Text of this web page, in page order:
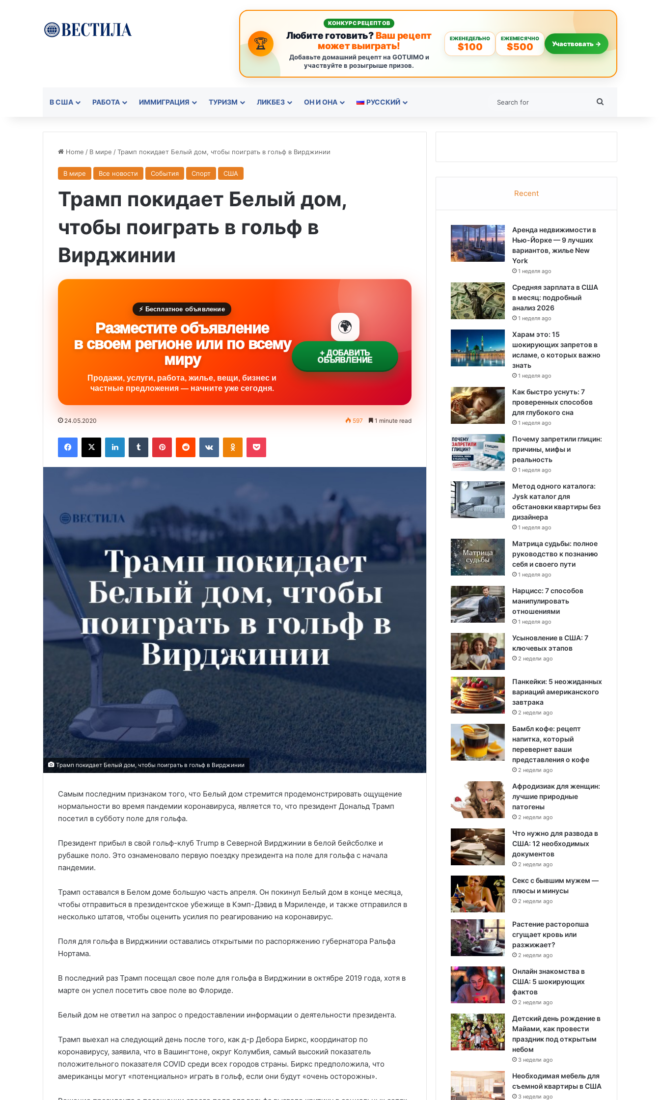
🏆
КОНКУРС РЕЦЕПТОВ
Любите готовить?Ваш рецепт
может выиграть!
Добавьте домашний рецепт на GOTUIMO и
участвуйте в розыгрыше призов.
ЕЖЕНЕДЕЛЬНО
$100
ЕЖЕМЕСЯЧНО
$500 Участвовать →
В США РАБОТА ИММИГРАЦИЯ ТУРИЗМ ЛИКБЕЗ ОН И ОНА РУССКИЙ
Home / В мире /Трамп покидает Белый дом, чтобы поиграть в гольф в Вирджинии
В мире Все новости События Спорт США
Трамп покидает Белый дом,
чтобы поиграть в гольф в
Вирджинии
⚡ Бесплатное объявление
Разместите объявление
в своем регионе или по всему
миру
Продажи, услуги, работа, жилье, вещи, бизнес и
частные предложения — начните уже сегодня.
🌍
+ ДОБАВИТЬ
ОБЪЯВЛЕНИЕ
24.05.2020 597 1 minute read
Facebook
X LinkedInTumblr PinterestReddit VKontakteOdnoklassniki
Pocket
Трамп покидает Белый дом, чтобы поиграть в гольф в Вирджинии
Самым последним признаком того, что Белый дом стремится продемонстрировать ощущение
нормальности во время пандемии коронавируса, является то, что президент Дональд Трамп
посетил в субботу поле для гольфа.
Президент прибыл в свой гольф-клуб Trump в Северной Вирджинии в белой бейсболке и
рубашке поло. Это ознаменовало первую поездку президента на поле для гольфа с начала
пандемии.
Трамп оставался в Белом доме большую часть апреля. Он покинул Белый дом в конце месяца,
чтобы отправиться в президентское убежище в Кэмп-Дэвид в Мэриленде, и также отправился в
несколько штатов, чтобы оценить усилия по реагированию на коронавирус.
Поля для гольфа в Вирджинии оставались открытыми по распоряжению губернатора Ральфа
Нортама.
В последний раз Трамп посещал свое поле для гольфа в Вирджинии в октябре 2019 года, хотя в
марте он успел посетить свое поле во Флориде.
Белый дом не ответил на запрос о предоставлении информации о деятельности президента.
Трамп выехал на следующий день после того, как д-р Дебора Биркс, координатор по
коронавирусу, заявила, что в Вашингтоне, округ Колумбия, самый высокий показатель
положительного показателя COVID среди всех городов страны. Биркс предположила, что
американцы могут «потенциально» играть в гольф, если они будут «очень осторожны».
Recent
Аренда недвижимости в
Нью-Йорке — 9 лучших
вариантов, жилье New
York
1 неделя ago
Средняя зарплата в США
в месяц: подробный
анализ 2026
1 неделя ago
Харам это: 15
шокирующих запретов в
исламе, о которых важно
знать
1 неделя ago
Как быстро уснуть: 7
проверенных способов
для глубокого сна
1 неделя ago
Почему запретили глицин:
причины, мифы и
реальность
1 неделя ago
Метод одного каталога:
Jysk каталог для
обстановки квартиры без
дизайнера
1 неделя ago
Матрица судьбы: полное
руководство к познанию
себя и своего пути
1 неделя ago
Нарцисс: 7 способов
манипулировать
отношениями
1 неделя ago
Усыновление в США: 7
ключевых этапов
2 недели ago
Панкейки: 5 неожиданных
вариаций американского
завтрака
2 недели ago
Бамбл кофе: рецепт
напитка, который
перевернет ваши
представления о кофе
2 недели ago
Афродизиак для женщин:
лучшие природные
патогены
2 недели ago
Что нужно для развода в
США: 12 необходимых
документов
2 недели ago
Секс с бывшим мужем —
плюсы и минусы
2 недели ago
Растение расторопша
сгущает кровь или
разжижает?
2 недели ago
Онлайн знакомства в
США: 5 шокирующих
фактов
2 недели ago
Детский день рождение в
Майами, как провести
праздник под открытым
небом
3 недели ago
Необходимая мебель для
съемной квартиры в США
3 недели ago